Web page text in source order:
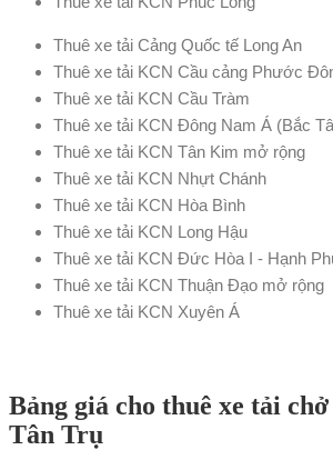
Thuê xe tải Cảng Quốc tế Long An
Thuê xe tải KCN Cầu cảng Phước
Thuê xe tải KCN Cầu Tràm
Thuê xe tải KCN Đông Nam Á (Bắc
Thuê xe tải KCN Tân Kim mở rộng
Thuê xe tải KCN Nhựt Chánh
Thuê xe tải KCN Hòa Bình
Thuê xe tải KCN Long Hậu
Thuê xe tải KCN Đức Hòa I - Hạnh
Thuê xe tải KCN Thuận Đạo mở rộng
Thuê xe tải KCN Xuyên Á
Bảng giá cho thuê xe tải
Tân Trụ